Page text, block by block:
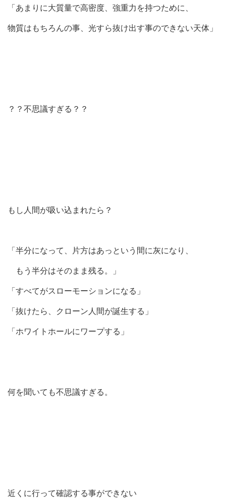
「あまりに大質量で高密度、強重力を持つために、
物質はもちろんの事、光すら抜け出す事のできない天体」
？？不思議すぎる？？
もし人間が吸い込まれたら？
「半分になって、片方はあっという間に灰になり、
もう半分はそのまま残る。」
「すべてがスローモーションになる」
「抜けたら、クローン人間が誕生する」
「ホワイトホールにワープする」
何を聞いても不思議すぎる。
近くに行って確認する事ができない